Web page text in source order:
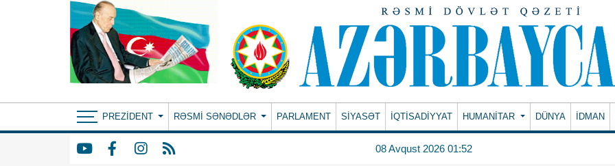
PREZIDENT RƏSMI SƏNƏDLƏR PARLAMENT SİYASƏT İQTİSADİYYAT HUMANITAR DÜNYA İDMAN
08 Avqust 2026 01:52